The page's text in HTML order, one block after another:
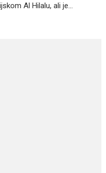
Al Hilalu, ali je...